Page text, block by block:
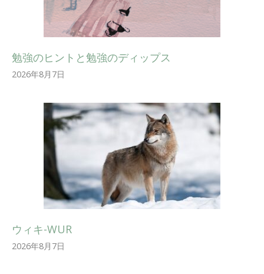
勉強のヒントと勉強のディップス
2026年8月7日
ウィキ-WUR
2026年8月7日